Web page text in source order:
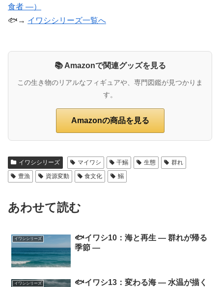
食者 ―）
🐟→ イワシシリーズ一覧へ
📚 Amazonで関連グッズを見る
この生き物のリアルなフィギュアや、専門図鑑が見つかりま
す。
Amazonの商品を見る
イワシシリーズ マイワシ 干鰯 生態
群れ
豊漁
資源変動 食文化 鰯
あわせて読む
イワシシリーズ
🐟イワシ10：海と再生 ― 群れが帰る
季節 ―
イワシシリーズ
🐟イワシ13：変わる海 ― 水温が描く